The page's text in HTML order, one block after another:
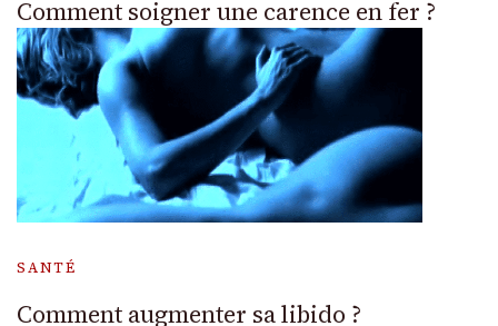
Comment soigner une carence en fer ?
SANTÉ
Comment augmenter sa libido ?